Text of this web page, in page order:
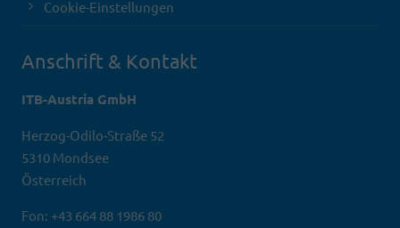
Cookie-Einstellungen
Anschrift & Kontakt
ITB-Austria GmbH
Herzog-Odilo-Straße 52
5310 Mondsee
Österreich
Fon: +43 664 88 1986 80